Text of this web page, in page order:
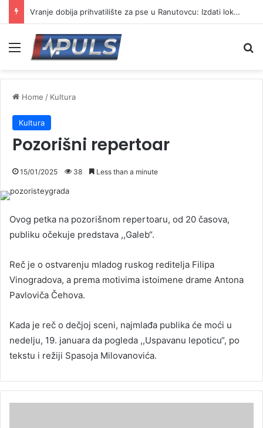
Vranje dobija prihvatilište za pse u Ranutovcu: Izdati lokacijski uslovi za izgradnju
Menu
Home / Kultura
Kultura
Pozorišni repertoar
15/01/2025 38 Less than a minute
Ovog petka na pozorišnom repertoaru, od 20 časova,
publiku očekuje predstava ,,Galeb“.
Reč je o ostvarenju mladog ruskog reditelja Filipa
Vinogradova, a prema motivima istoimene drame Antona
Pavloviča Čehova.
Kada je reč o dečjoj sceni, najmlađa publika će moći u
nedelju, 19. januara da pogleda ,,Uspavanu lepoticu“, po
tekstu i režiji Spasoja Milovanovića.